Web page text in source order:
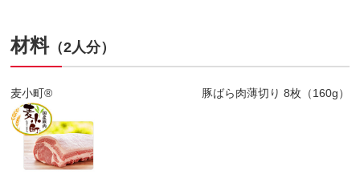
材料（2人分）
麦小町® 豚ばら肉薄切り 8枚（160g）